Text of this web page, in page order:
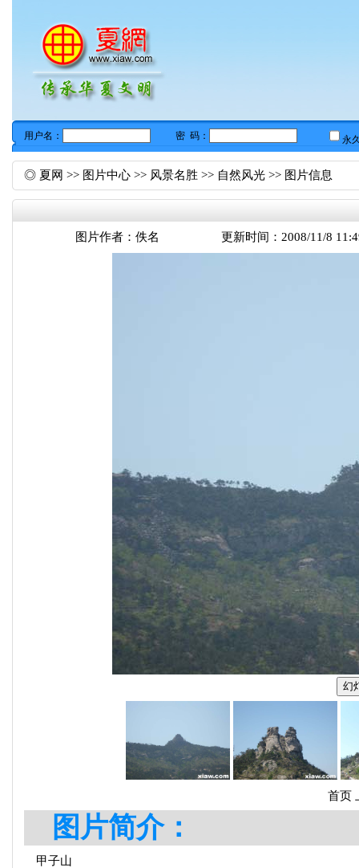
◎ 夏网 >> 图片中心 >> 风景名胜 >> 自然风光 >> 图片信息
图片作者：佚名 更新时间：2008/11/8
首页
图片简介：
甲子山